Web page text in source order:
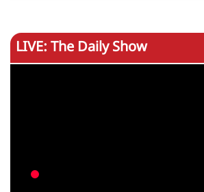
LIVE: The Daily Show